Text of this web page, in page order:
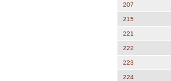
207
215
221
222
223
224